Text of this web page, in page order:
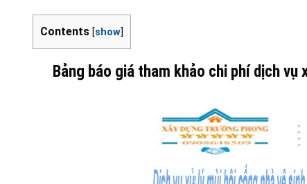
Contents [show]
Bảng báo giá tham khảo chi phí dịch vụ